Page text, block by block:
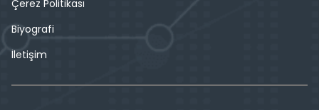
Çerez Politikası
Biyografi
İletişim